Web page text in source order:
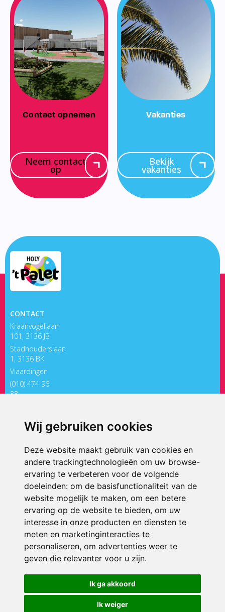
Wij gebruiken cookies
Deze website maakt gebruik van cookies en
andere trackingtechnologieën om uw browse-
ervaring te verbeteren voor de volgende
doeleinden: om de basisfunctionaliteit van de
website mogelijk te maken, om een betere
ervaring op de website te bieden, om uw
interesse in onze producten en diensten te
meten en marketinginteracties te
personaliseren, om advertenties weer te
geven die relevanter voor u zijn.
Ik ga akkoord
Ik weiger
Contact opnemen
Neem contact
op
Vakanties
Bekijk
vakanties
CONTACT
Kraanvogellaan
101, 3136 JB
Stadhouderslaan
1, 3136 BK
Vlaardingen
(010) 474 96
88
ONDERDEEL VAN
© 2026 ’t Palet Holy | Alle rechten voorbehouden
Privacy policy|Disclaimer| Klachtenregeling|RSIN en Anbi
voorkeuren
Crealisatie The MindOffice